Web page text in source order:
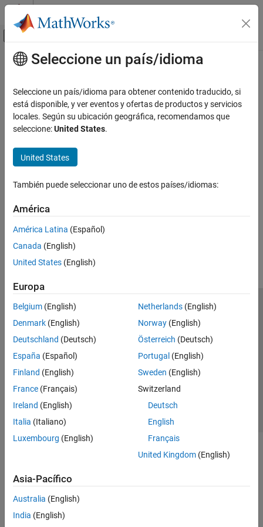
Saltar al contenido
Mostrar/ocultar menú de navegación
Inicio de Documentación
Contenido principal
How useful was this information?
Seleccione un país/idioma
Seleccione un país/idioma para obtener contenido traducido, si
está disponible, y ver eventos y ofertas de productos y servicios
locales. Según su ubicación geográfica, recomendamos que
seleccione:United States.
United States
También puede seleccionar uno de estos países/idiomas:
América
América Latina (Español)
Canada (English)
United States (English)
Europa
Belgium (English)
Denmark (English)
Deutschland (Deutsch)
España (Español)
Finland (English)
France (Français)
Ireland (English)
Italia (Italiano)
Luxembourg (English)
Netherlands(English)
Norway(English)
Österreich (Deutsch)
Portugal (English)
Sweden (English)
Switzerland
Deutsch
English
Français
United Kingdom(English)
Asia-Pacífico
Australia (English)
India (English)
Centro de confianza
Marcas comerciales
Política de privacidad
Antipiratería
Estado de las aplicaciones
Información de contacto
© 1994-2026 The MathWorks, Inc.